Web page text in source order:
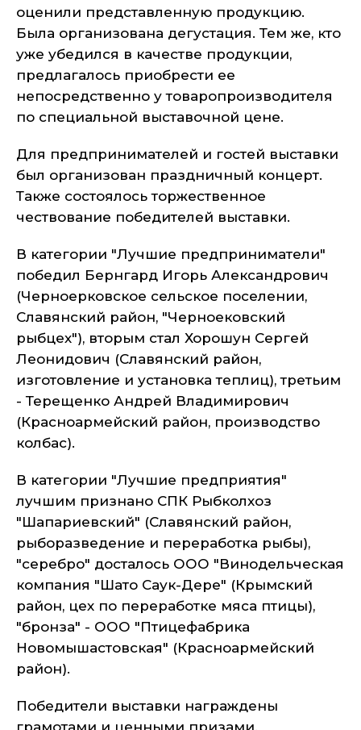
оценили представленную продукцию.
Была организована дегустация. Тем же, кто
уже убедился в качестве продукции,
предлагалось приобрести ее
непосредственно у товаропроизводителя
по специальной выставочной цене.
Для предпринимателей и гостей выставки
был организован праздничный концерт.
Также состоялось торжественное
чествование победителей выставки.
В категории "Лучшие предприниматели"
победил Бернгард Игорь Александрович
(Черноерковское сельское поселении,
Славянский район, "Черноековский
рыбцех"), вторым стал Хорошун Сергей
Леонидович (Славянский район,
изготовление и установка теплиц), третьим
- Терещенко Андрей Владимирович
(Красноармейский район, производство
колбас).
В категории "Лучшие предприятия"
лучшим признано СПК Рыбколхоз
"Шапариевский" (Славянский район,
рыборазведение и переработка рыбы),
"серебро" досталось ООО "Винодельческая
компания "Шато Саук-Дере" (Крымский
район, цех по переработке мяса птицы),
"бронза" - ООО "Птицефабрика
Новомышастовская" (Красноармейский
район).
Победители выставки награждены
грамотами и ценными призами.